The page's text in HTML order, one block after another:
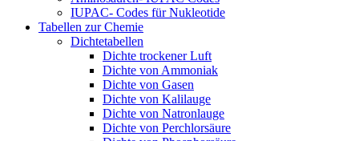
IUPAC- Codes für Nukleotide
Tabellen zur Chemie
Dichtetabellen
Dichte trockener Luft
Dichte von Ammoniak
Dichte von Gasen
Dichte von Kalilauge
Dichte von Natronlauge
Dichte von Perchlorsäure